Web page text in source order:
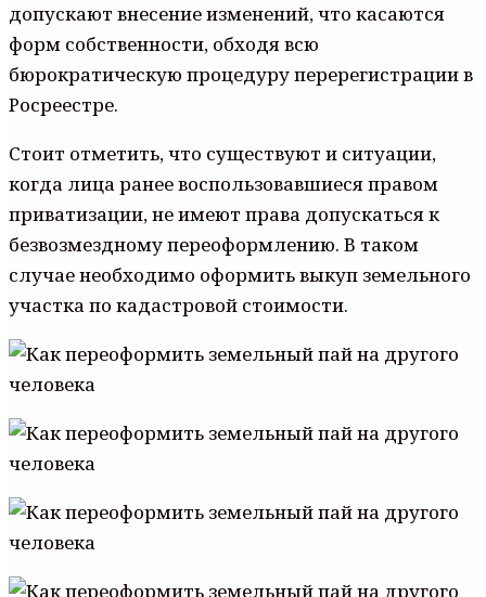
допускают внесение изменений, что касаются
форм собственности, обходя всю
бюрократическую процедуру перерегистрации в
Росреестре.
Стоит отметить, что существуют и ситуации,
когда лица ранее воспользовавшиеся правом
приватизации, не имеют права допускаться к
безвозмездному переоформлению. В таком
случае необходимо оформить выкуп земельного
участка по кадастровой стоимости.